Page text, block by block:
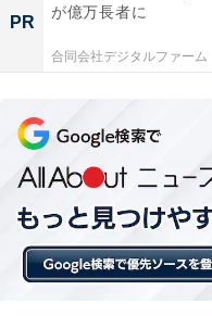
運転させたまま換気を
エアコンから距離の離
エアコンが外気を直接
機能への影響を軽減で
です。
2. 窓開け時間は短く、
4回」がおすすめ
一般的な換気は、時間
も変わりますが、「1
PR
が億万長者に
合同会社デジタルファーム